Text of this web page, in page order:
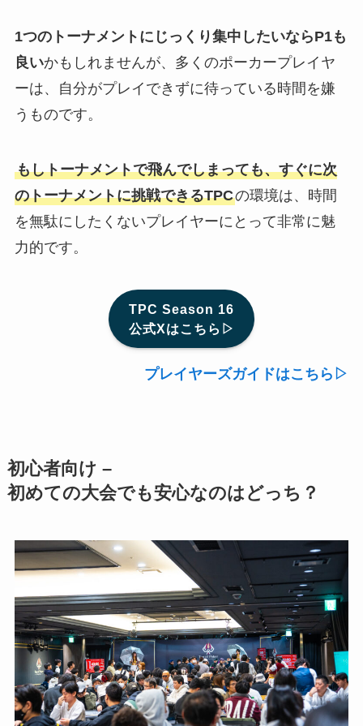
1つのトーナメントにじっくり集中したいならP1も
良いかもしれませんが、多くのポーカープレイヤ
ーは、自分がプレイできずに待っている時間を嫌
うものです。
もしトーナメントで飛んでしまっても、すぐに次
のトーナメントに挑戦できるTPCの環境は、時間
を無駄にしたくないプレイヤーにとって非常に魅
力的です。
TPC Season 16
公式Xはこちら▷
プレイヤーズガイドはこちら▷
初心者向け –
初めての大会でも安心なのはどっち？